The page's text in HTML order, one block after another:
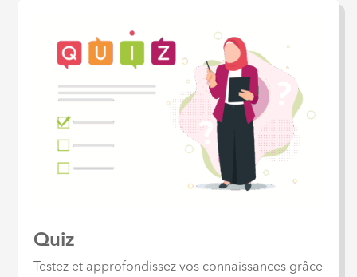
Quiz
Testez et approfondissez vos connaissances grâce